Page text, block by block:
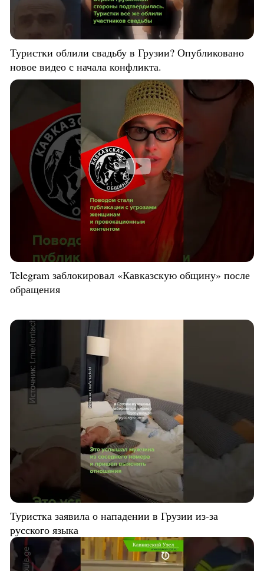
Туристки облили свадьбу в Грузии? Опубликовано
новое видео с начала конфликта.
Telegram заблокировал «Кавказскую общину» после
обращения
Туристка заявила о нападении в Грузии из-за
русского языка